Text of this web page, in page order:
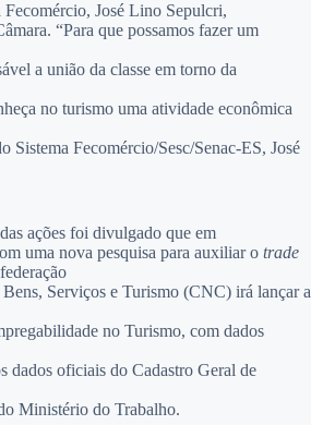
José Lino Sepulcri,
“Para que possamos fazer um
a união da classe em torno da
no turismo uma atividade econômica
Sistema Fecomércio/Sesc/Senac-ES, José
ações foi divulgado que em
uma nova pesquisa para auxiliar o trade
Serviços e Turismo (CNC) irá lançar a
no Turismo, com dados
dados oficiais do Cadastro Geral de
Ministério do Trabalho.